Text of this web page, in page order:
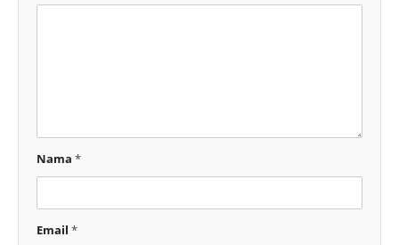
Nama *
Email *